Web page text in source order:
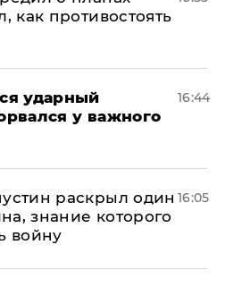
как противостоять
ударный
у важного
16:44
раскрыл один
знание которого
войну
16:05